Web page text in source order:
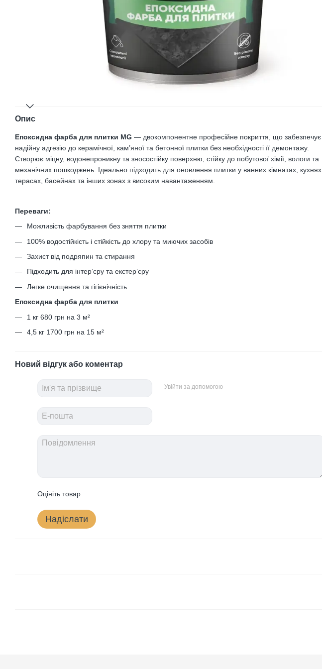
Опис
Епоксидна фарба для плитки MG — двокомпонентне професійне покриття, що забезпечує
надійну адгезію до керамічної, кам’яної та бетонної плитки без необхідності її демонтажу.
Створює міцну, водонепроникну та зносостійку поверхню, стійку до побутової хімії, вологи та
механічних пошкоджень. Ідеально підходить для оновлення плитки у ванних кімнатах, кухнях,
терасах, басейнах та інших зонах з високим навантаженням.
Переваги:
Можливість фарбування без зняття плитки
100% водостійкість і стійкість до хлору та миючих засобів
Захист від подряпин та стирання
Підходить для інтер’єру та екстер’єру
Легке очищення та гігієнічність
Епоксидна фарба для плитки
1 кг 680 грн на 3 м²
4,5 кг 1700 грн на 15 м²
Новий відгук або коментар
Увійти за допомогою
Оцініть товар
Надіслати